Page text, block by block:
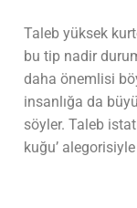
Taleb yüksek
bu tip nadir
daha önemlisi
insanlığa da
söyler. Taleb
kuğu’